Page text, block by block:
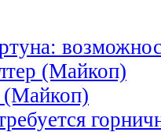
(Майкоп)
(Майкоп)